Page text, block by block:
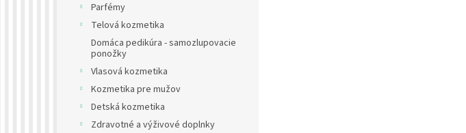
Parfémy
Telová kozmetika
Domáca pedikúra - samozlupovacie
ponožky
Vlasová kozmetika
Kozmetika pre mužov
Detská kozmetika
Zdravotné a výživové doplnky